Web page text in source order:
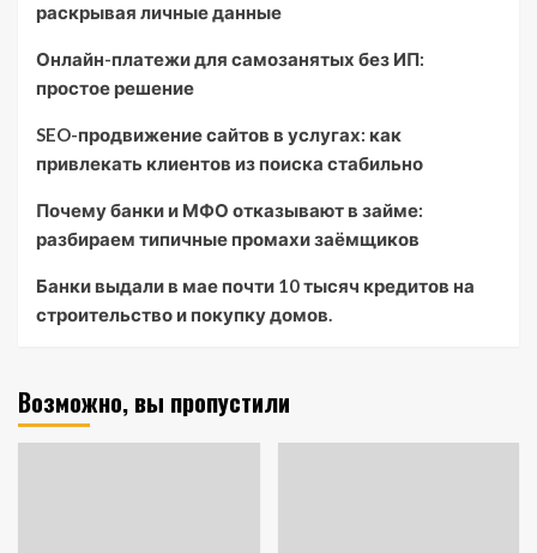
раскрывая личные данные
Онлайн-платежи для самозанятых без ИП:
простое решение
SEO-продвижение сайтов в услугах: как
привлекать клиентов из поиска стабильно
Почему банки и МФО отказывают в займе:
разбираем типичные промахи заёмщиков
Банки выдали в мае почти 10 тысяч кредитов на
строительство и покупку домов.
Возможно, вы пропустили